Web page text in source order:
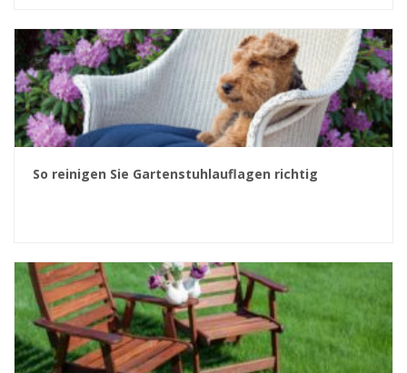
So reinigen Sie Gartenstuhlauflagen richtig